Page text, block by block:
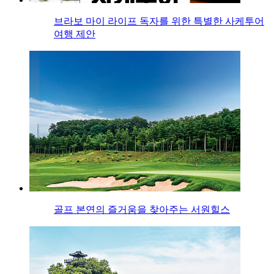
브라보 마이 라이프 독자를 위한 특별한 사케투어
여행 제안
골프 본연의 즐거움을 찾아주는 서원힐스